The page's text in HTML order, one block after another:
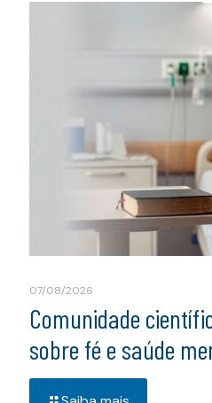
07/08/2026
Comunidade
sobre fé e saúde